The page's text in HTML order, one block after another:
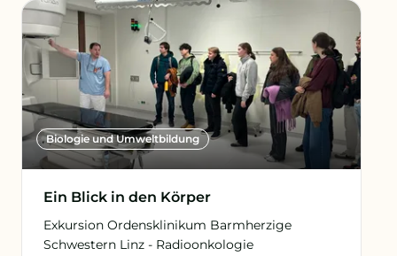
Biologie und Umweltbildung
Ein Blick in den Körper
Exkursion Ordensklinikum Barmherzige
Schwestern Linz - Radioonkologie